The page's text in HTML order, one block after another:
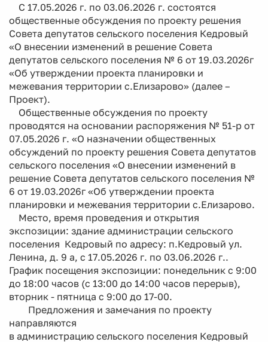
С 17.05.2026 г. по 03.06.2026 г. состоятся
общественные обсуждения по проекту решения
Совета депутатов сельского поселения Кедровый
«О внесении изменений в решение Совета
депутатов сельского поселения № 6 от 19.03.2026г
«Об утверждении проекта планировки и
межевания территории с.Елизарово» (далее –
Проект).
Общественные обсуждения по проекту
проводятся на основании распоряжения № 51-р от
07.05.2026 г. «О назначении общественных
обсуждений по проекту решения Совета депутатов
сельского поселения «О внесении изменений в
решение Совета депутатов сельского поселения №
6 от 19.03.2026г «Об утверждении проекта
планировки и межевания территории с.Елизарово.
Место, время проведения и открытия
экспозиции: здание администрации сельского
поселения Кедровый по адресу: п.Кедровый ул.
Ленина, д. 9 а, с 17.05.2026 г. по 03.06.2026 г..
График посещения экспозиции: понедельник с 9:00
до 18:00 часов (с 13:00 до 14:00 часов перерыв),
вторник - пятница с 9:00 до 17-00.
Предложения и замечания по проекту
направляются
в администрацию сельского поселения Кедровый